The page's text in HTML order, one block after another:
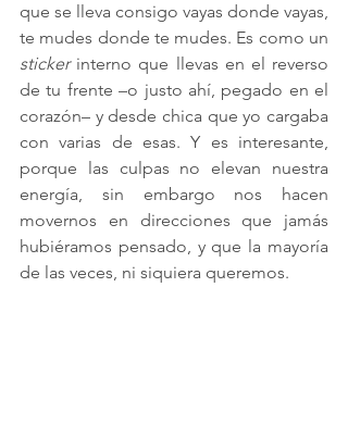
que se lleva consigo vayas donde vayas,
sticker interno que llevas en el reverso
de tu frente –o justo ahí, pegado en el
corazón– y desde chica que yo cargaba
con varias de esas. Y es interesante,
porque las culpas no elevan nuestra
energía, sin embargo nos hacen
movernos en direcciones que jamás
hubiéramos pensado, y que la mayoría
de las veces, ni siquiera queremos.